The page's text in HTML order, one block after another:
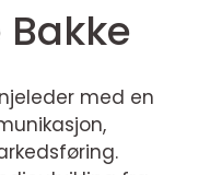
Bakke
med en